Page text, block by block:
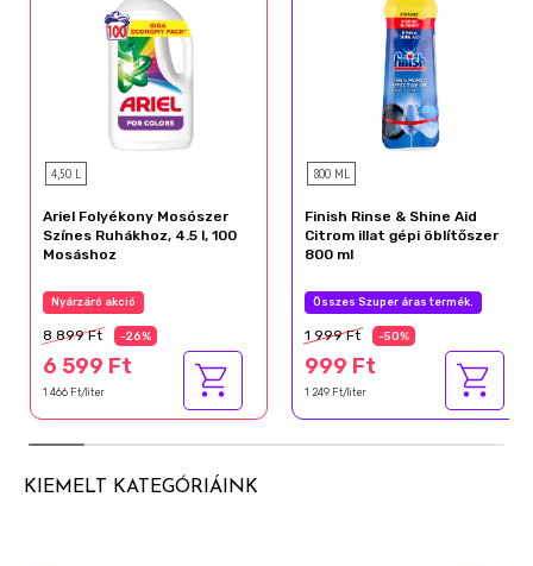
4,50 L
Ariel Folyékony Mosószer
Színes Ruhákhoz, 4.5 l, 100
Mosáshoz
Nyárzáró akció
8 899 Ft -26%
6 599 Ft
1 466 Ft/liter
800 ML
Finish Rinse & Shine Aid
Citrom illat gépi öblítőszer
800 ml
Összes Szuper áras termék.
1 999 Ft -50%
999 Ft
1 249 Ft/liter
KIEMELT KATEGÓRIÁINK